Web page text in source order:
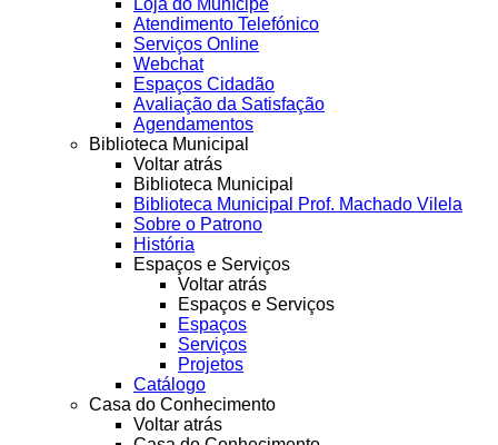
Atendimento Telefónico
Serviços Online
Webchat
Espaços Cidadão
Avaliação da Satisfação
Agendamentos
Biblioteca Municipal
Voltar atrás
Biblioteca Municipal
Biblioteca Municipal Prof. Machado Vilela
Sobre o Patrono
História
Espaços e Serviços
Voltar atrás
Espaços e Serviços
Espaços
Serviços
Projetos
Catálogo
Casa do Conhecimento
Voltar atrás